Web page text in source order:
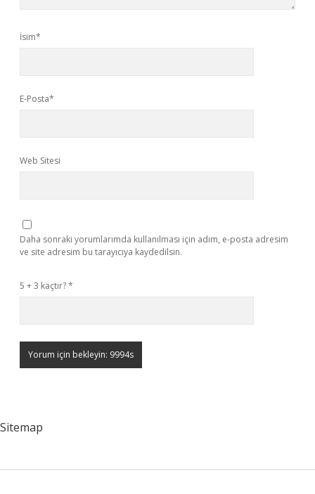
İsim*
E-Posta*
Web Sitesi
Daha sonraki yorumlarımda kullanılması için adım, e-posta adresim
ve site adresim bu tarayıcıya kaydedilsin.
5 + 3 kaçtır?*
Sitemap